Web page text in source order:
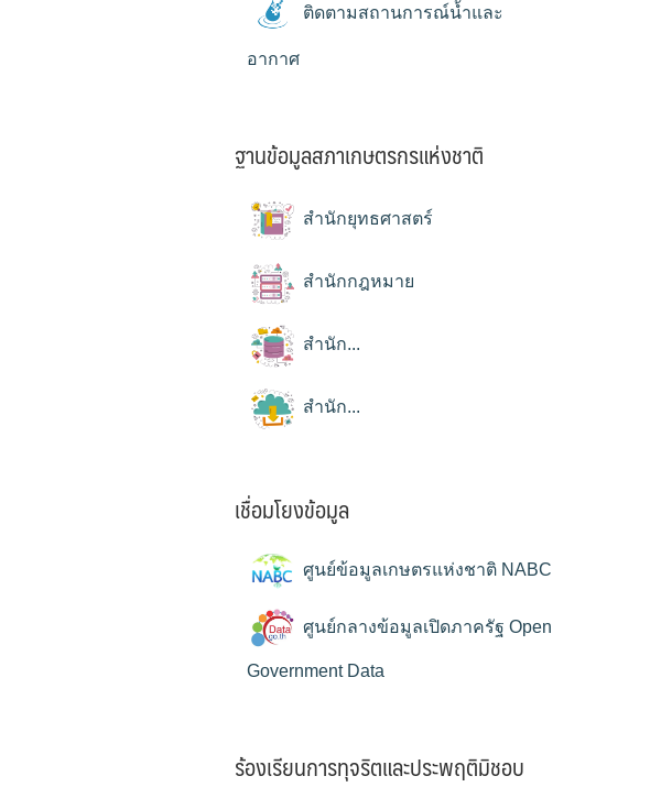
ติดตามสถานการณ์น้ำและ
อากาศ
ฐานข้อมูลสภาเกษตรกรแห่งชาติ
สำนักยุทธศาสตร์
สำนักกฎหมาย
สำนัก...
สำนัก...
เชื่อมโยงข้อมูล
ศูนย์ข้อมูลเกษตรแห่งชาติ NABC
ศูนย์กลางข้อมูลเปิดภาครัฐ Open
Government Data
ร้องเรียนการทุจริตและประพฤติมิชอบ